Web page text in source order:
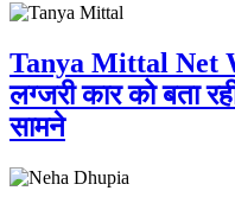
Tanya Mittal Net
लग्जरी कार को बता
सामने